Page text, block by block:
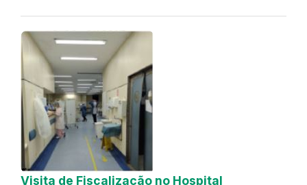
Visita de Fiscalização no Hospital